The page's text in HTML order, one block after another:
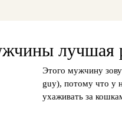
лучшая
Этого мужчину
guy), потому что у
ухаживать за